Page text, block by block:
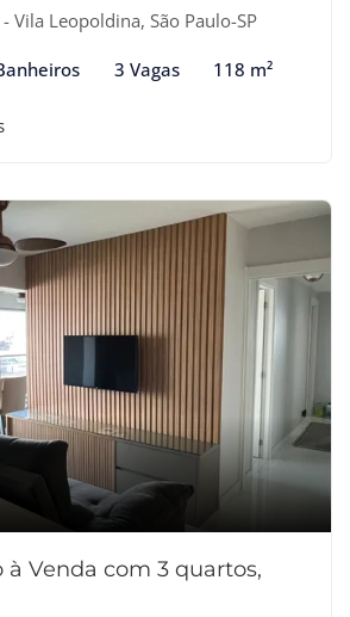
Vila Leopoldina, São Paulo-SP
3 Vagas 118 m²
Venda com 3 quartos,